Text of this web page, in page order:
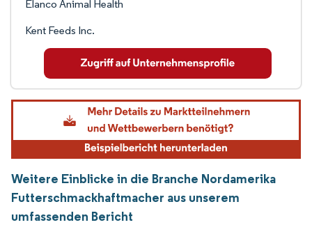
Elanco Animal Health
Kent Feeds Inc.
Weitere Einblicke in die Branche Nordamerika
Futterschmackhaftmacher aus unserem
umfassenden Bericht